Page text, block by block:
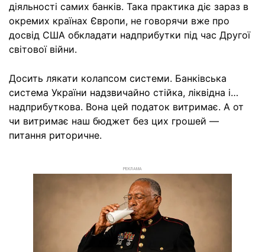
діяльності самих банків. Така практика діє зараз в
окремих країнах Європи, не говорячи вже про
досвід США обкладати надприбутки під час Другої
світової війни.
Досить лякати колапсом системи. Банківська
система України надзвичайно стійка, ліквідна і…
надприбуткова. Вона цей податок витримає. А от
чи витримає наш бюджет без цих грошей —
питання риторичне.
РЕКЛАМА